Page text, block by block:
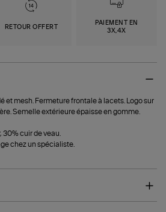
RETOUR OFFERT
PAIEMENT EN
3X,4X
et mesh. Fermeture frontale à lacets. Logo sur
Semelle extérieure épaisse en gomme.
30% cuir de veau.
chez un spécialiste.